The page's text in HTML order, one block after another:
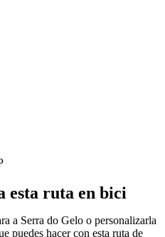
esta ruta en bici
a Serra do Gelo o personalizarla
puedes hacer con esta ruta de